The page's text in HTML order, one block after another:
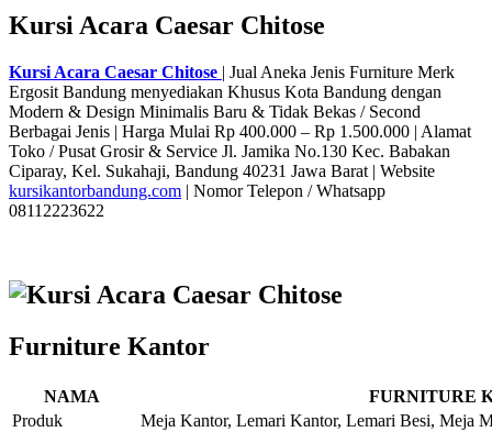
Kursi Acara Caesar Chitose
Kursi Acara Caesar Chitose | Jual Aneka Jenis Furniture Merk
Ergosit Bandung menyediakan Khusus Kota Bandung dengan
Modern & Design Minimalis Baru & Tidak Bekas / Second
Berbagai Jenis | Harga Mulai Rp 400.000 – Rp 1.500.000 | Alamat
Toko / Pusat Grosir & Service Jl. Jamika No.130 Kec. Babakan
Ciparay, Kel. Sukahaji, Bandung 40231 Jawa Barat | Website
kursikantorbandung.com | Nomor Telepon / Whatsapp
08112223622
Furniture Kantor
NAMA
FURNITURE
Produk
Meja Kantor, Lemari Kantor, Lemari Besi, Meja